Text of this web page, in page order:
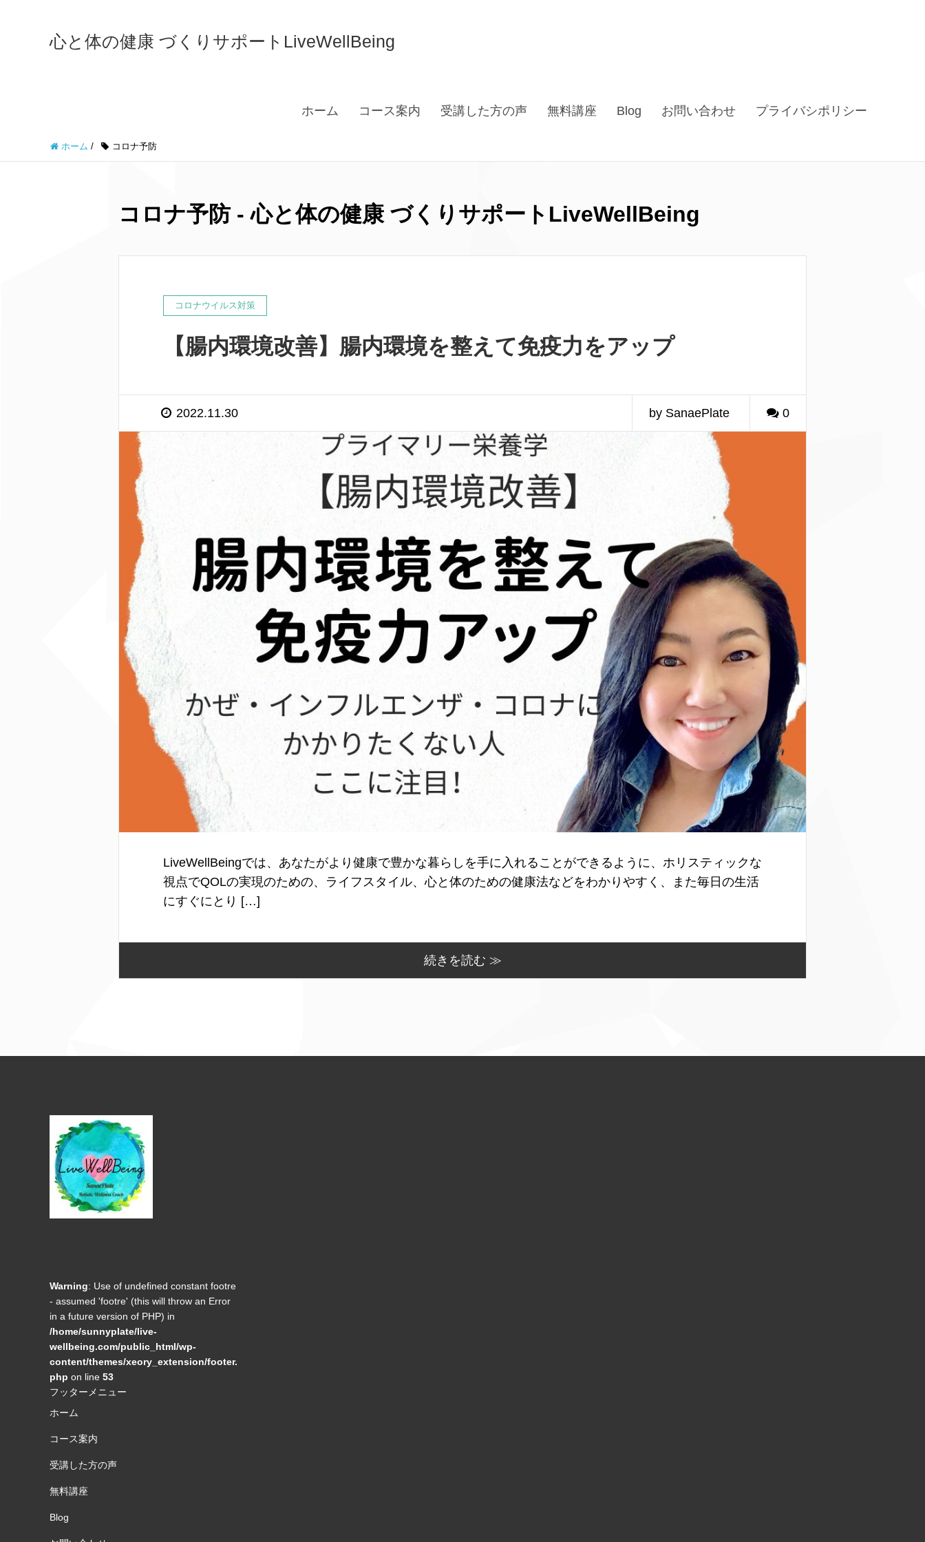
心と体の健康 づくりサポートLiveWellBeing
ホーム コース案内 受講した方の声 無料講座 Blog お問い合わせ プライバシポリシー
ホーム / コロナ予防
コロナ予防 - 心と体の健康 づくりサポートLiveWellBeing
コロナウイルス対策
【腸内環境改善】腸内環境を整えて免疫力をアップ
2022.11.30 by SanaePlate 0
LiveWellBeingでは、あなたがより健康で豊かな暮らしを手に入れることができるように、ホリスティックな
視点でQOLの実現のための、ライフスタイル、心と体のための健康法などをわかりやすく、また毎日の生活
にすぐにとり […]
続きを読む ≫
Warning: Use of undefined constant footre
- assumed 'footre' (this will throw an Error
in a future version of PHP) in
/home/sunnyplate/live-
wellbeing.com/public_html/wp-
content/themes/xeory_extension/footer.
php on line 53
フッターメニュー
ホーム
コース案内
受講した方の声
無料講座
Blog